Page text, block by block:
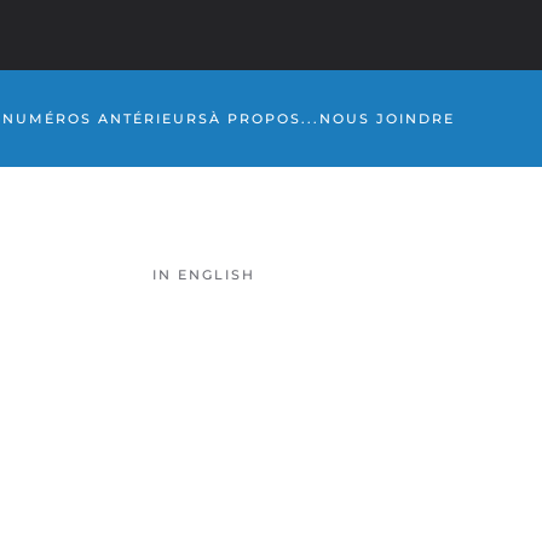
NUMÉROS ANTÉRIEURSÀ PROPOS... NOUS JOINDRE
IN ENGLISH